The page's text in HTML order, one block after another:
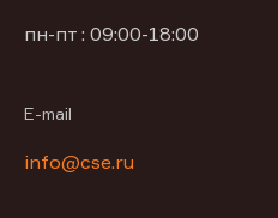
пн-пт : 09:00-18:00
E-mail
info@cse.ru